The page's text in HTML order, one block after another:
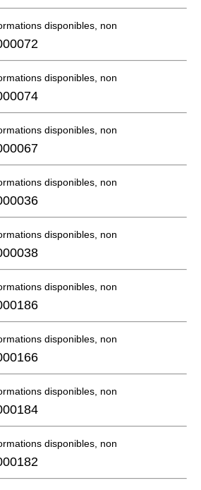
disponibles, non commandable
disponibles, non commandable
disponibles, non commandable
disponibles, non commandable
disponibles, non commandable
disponibles, non commandable
disponibles, non commandable
disponibles, non commandable
disponibles, non commandable